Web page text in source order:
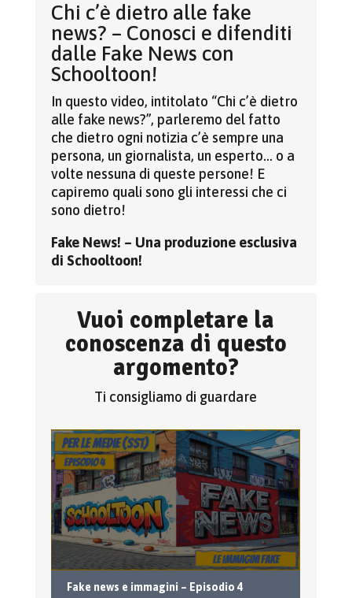
Chi c’è dietro alle fake
news? – Conosci e difenditi
dalle Fake News con
Schooltoon!
In questo video, intitolato “Chi c’è dietro
alle fake news?”, parleremo del fatto
che dietro ogni notizia c’è sempre una
persona, un giornalista, un esperto… o a
volte nessuna di queste persone! E
capiremo quali sono gli interessi che ci
sono dietro!
Fake News! – Una produzione esclusiva
di Schooltoon!
Vuoi completare la
conoscenza di questo
argomento?
Ti consigliamo di guardare
Fake news e immagini – Episodio 4